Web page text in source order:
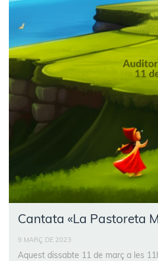
Cantata «La Pastoreta
9 MARÇ DE 2023
Aquest dissabte 11 de març a les